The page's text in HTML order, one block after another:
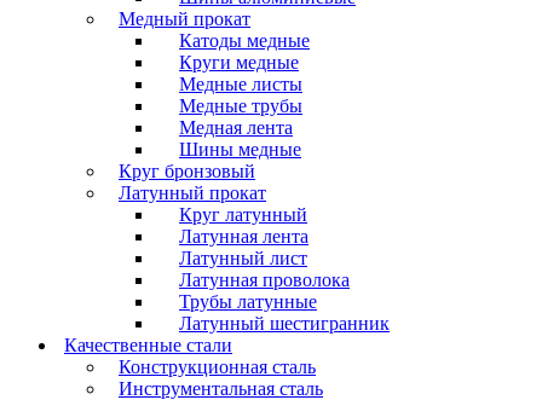
Медный прокат
Катоды медные
Круги медные
Медные листы
Медные трубы
Медная лента
Шины медные
Круг бронзовый
Латунный прокат
Круг латунный
Латунная лента
Латунный лист
Латунная проволока
Трубы латунные
Латунный шестигранник
Качественные стали
Конструкционная сталь
Инструментальная сталь